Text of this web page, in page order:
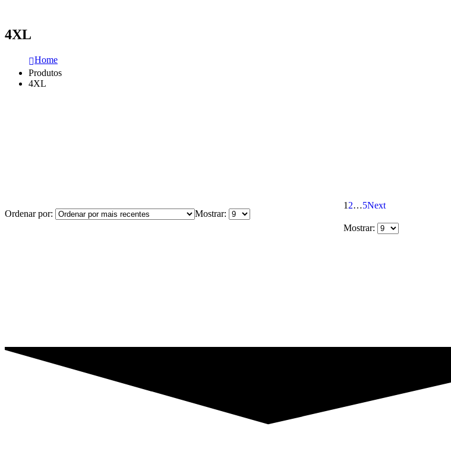
4XL
Home
Produtos
4XL
Ordenar por: Mostrar:
1 2…5Next
Mostrar: